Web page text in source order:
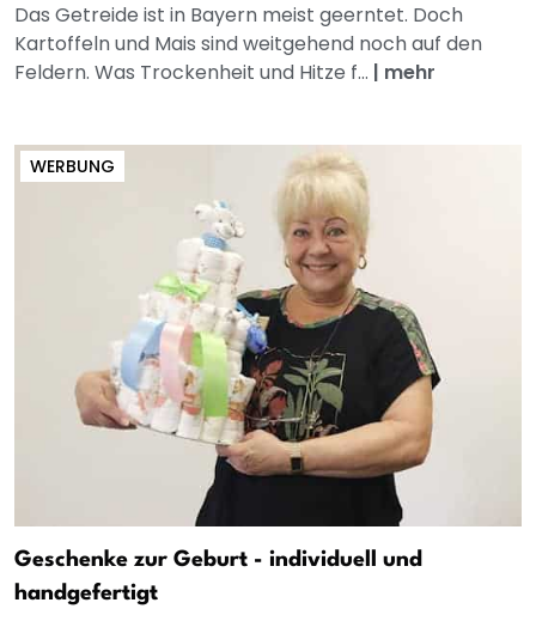
Das Getreide ist in Bayern meist geerntet. Doch
Kartoffeln und Mais sind weitgehend noch auf den
Feldern. Was Trockenheit und Hitze f... | mehr
WERBUNG
Geschenke zur Geburt - individuell und
handgefertigt